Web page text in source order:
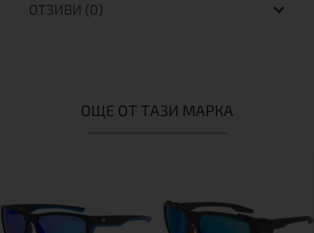
ОТЗИВИ (0)
ОЩЕ ОТ ТАЗИ МАРКА